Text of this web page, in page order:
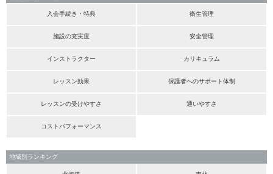
入会手続き・特典 衛生管理
施設の充実度 安全管理
インストラクター カリキュラム
レッスン効果 保護者へのサポート体制
レッスンの受けやすさ 通いやすさ
コストパフォーマンス
地域別ランキング